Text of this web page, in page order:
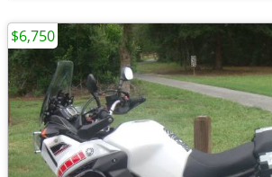
$6,750